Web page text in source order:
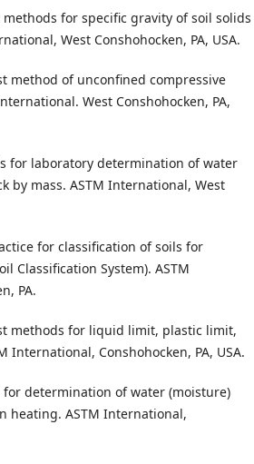
methods for specific gravity of soil solids
West Conshohocken, PA, USA.
method of unconfined compressive
West Conshohocken, PA,
for laboratory determination of water
by mass. ASTM International, West
for classification of soils for
Classification System). ASTM
PA.
methods for liquid limit, plastic limit,
International, Conshohocken, PA, USA.
for determination of water (moisture)
heating. ASTM International,